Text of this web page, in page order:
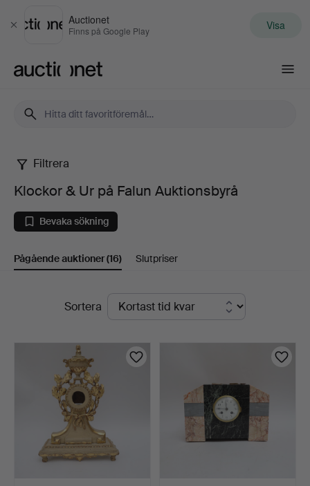
Stäng
Auctionet
Finns på Google Play Visa
Klockor
Ur
på
Auktionsbyrå
Filtrera
Klockor & Ur på Falun Auktionsbyrå
Bevaka sökning
Pågående auktioner(16) Slutpriser
PågåendeSortera